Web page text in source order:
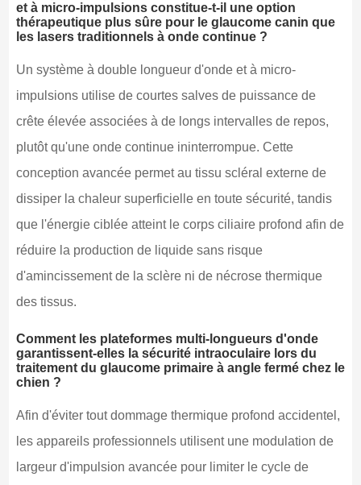
et à micro-impulsions constitue-t-il une option
thérapeutique plus sûre pour le glaucome canin que
les lasers traditionnels à onde continue ?
Un système à double longueur d'onde et à micro-
impulsions utilise de courtes salves de puissance de
crête élevée associées à de longs intervalles de repos,
plutôt qu'une onde continue ininterrompue. Cette
conception avancée permet au tissu scléral externe de
dissiper la chaleur superficielle en toute sécurité, tandis
que l'énergie ciblée atteint le corps ciliaire profond afin de
réduire la production de liquide sans risque
d'amincissement de la sclère ni de nécrose thermique
des tissus.
Comment les plateformes multi-longueurs d'onde
garantissent-elles la sécurité intraoculaire lors du
traitement du glaucome primaire à angle fermé chez le
chien ?
Afin d'éviter tout dommage thermique profond accidentel,
les appareils professionnels utilisent une modulation de
largeur d'impulsion avancée pour limiter le cycle de